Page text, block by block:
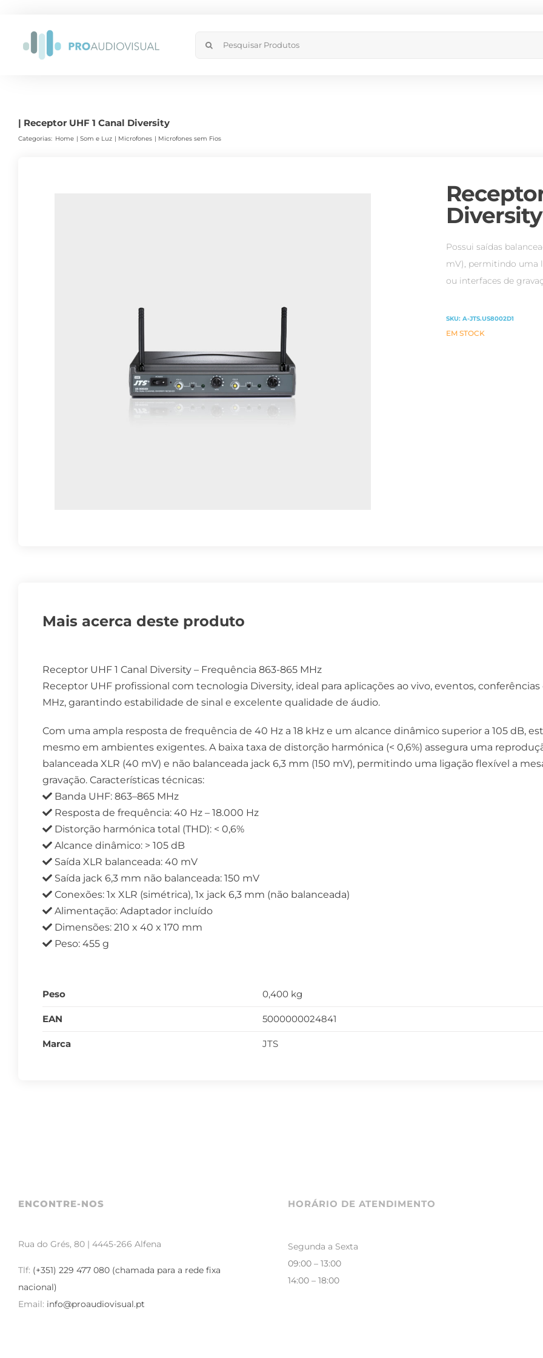
content
Search
| Receptor UHF 1 Canal Diversity
Categorias: Home Som e Luz Microfones Microfones sem Fios
Diversity
Possui saídas
mV), permitindo uma
ou interfaces de
SKU:A-JTS.US8002D1
EM STOCK
Mais acerca deste produto
Receptor UHF 1 Canal Diversity – Frequência 863-865 MHz
Receptor UHF profissional com tecnologia Diversity, ideal para aplicações ao vivo, eventos,
MHz, garantindo estabilidade de sinal e excelente qualidade de áudio.
Com uma ampla resposta de frequência de 40 Hz a 18 kHz e um alcance dinâmico superior a 105 dB,
mesmo em ambientes exigentes. A baixa taxa de distorção harmónica (< 0,6%) assegura uma
balanceada XLR (40 mV) e não balanceada jack 6,3 mm (150 mV), permitindo uma ligação flexível a
gravação. Características técnicas:
Banda UHF: 863–865 MHz
Resposta de frequência: 40 Hz – 18.000 Hz
Distorção harmónica total (THD): < 0,6%
Alcance dinâmico: > 105 dB
Saída XLR balanceada: 40 mV
Saída jack 6,3 mm não balanceada: 150 mV
Conexões: 1x XLR (simétrica), 1x jack 6,3 mm (não balanceada)
Alimentação: Adaptador incluído
Dimensões: 210 x 40 x 170 mm
Peso: 455 g
Peso 0,400 kg
EAN 5000000024841
Marca JTS
ENCONTRE-NOS
Rua do Grés, 80 | 4445-266 Alfena
Tlf: (+351) 229 477 080 (chamada para a rede fixa
nacional)
Email: info@proaudiovisual.pt
HORÁRIO DE ATENDIMENTO
Segunda a Sexta
09:00 – 13:00
14:00 – 18:00